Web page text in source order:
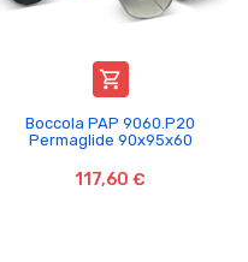

Boccola PAP 9060.P20
Permaglide 90x95x60
117,60 €